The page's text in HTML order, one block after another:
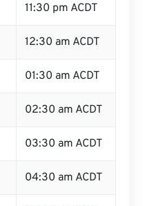
11:30 pm ACDT
12:30 am ACDT
01:30 am ACDT
02:30 am ACDT
03:30 am ACDT
04:30 am ACDT